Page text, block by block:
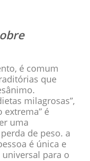
é comum
que
milagrosas”,
extrema” é
uma
de peso. a
é única e
para o